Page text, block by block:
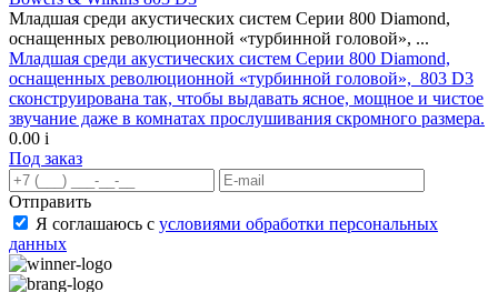
Младшая среди акустических систем Серии 800 Diamond,
оснащенных революционной «турбинной головой», ...
Младшая среди акустических систем Серии 800 Diamond,
оснащенных революционной «турбинной головой», 803 D3
сконструирована так, чтобы выдавать ясное, мощное и чистое
звучание даже в комнатах прослушивания скромного размера.
0.00 i
Под заказ
Отправить
Я соглашаюсь с условиями обработки персональных
данных